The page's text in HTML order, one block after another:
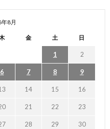
8月
金 土 日
1 2
6 7 8 9
14 15 16
21 22 23
28 29 30